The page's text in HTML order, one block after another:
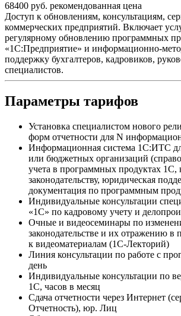
68400 руб. рекомендованная цена
Доступ к обновлениям, консультациям,
коммерческих предприятий. Включает
регулярному обновлению программных
«1С:Предприятие» и информационно-
поддержку бухгалтеров, кадровиков,
специалистов.
Параметры тарифов
Установка специалистом нового
форм отчетности для N
Информационная система 1С:ИТС
или бюджетных организаций
учета в программных продуктах 1С,
законодательству, юридическая
документация по программным
Индивидуальные консультации
«1С» по кадровому учету и
Очные и видеосеминары по
законодательстве и их отражению в
к видеоматериалам (1С-Лекторий)
Линия консультации по работе с
день
Индивидуальные консультации по
1С, часов в месяц
Сдача отчетности через Интернет
Отчетность), юр. Лиц